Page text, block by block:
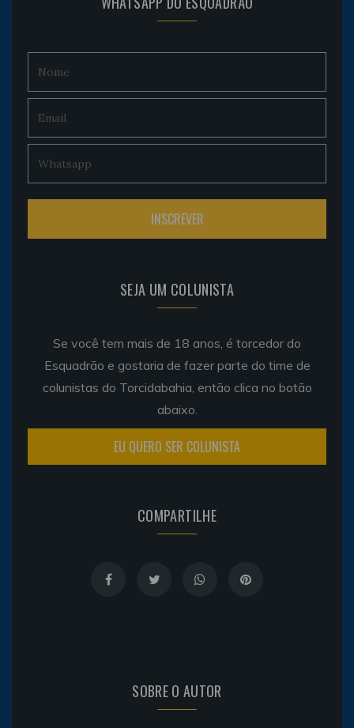
SEJA UM COLUNISTA
Se você tem mais de 18 anos, é torcedor do
Esquadrão e gostaria de fazer parte do time de
colunistas do Torcidabahia, então clica no botão
abaixo.
EU QUERO SER COLUNISTA
COMPARTILHE
SOBRE O AUTOR